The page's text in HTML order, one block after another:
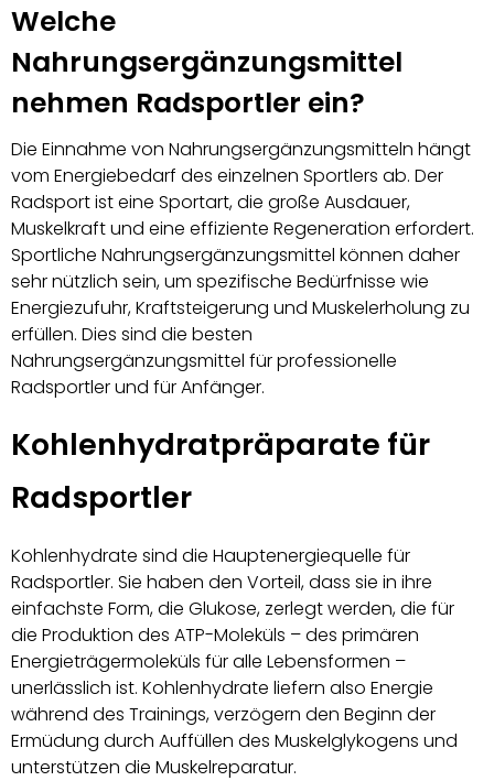
Welche
Nahrungsergänzungsmittel
nehmen Radsportler ein?
Die Einnahme von Nahrungsergänzungsmitteln hängt
vom Energiebedarf des einzelnen Sportlers ab. Der
Radsport ist eine Sportart, die große Ausdauer,
Muskelkraft und eine effiziente Regeneration erfordert.
Sportliche Nahrungsergänzungsmittel können daher
sehr nützlich sein, um spezifische Bedürfnisse wie
Energiezufuhr, Kraftsteigerung und Muskelerholung zu
erfüllen. Dies sind die besten
Nahrungsergänzungsmittel für professionelle
Radsportler und für Anfänger.
Kohlenhydratpräparate für
Radsportler
Kohlenhydrate sind die Hauptenergiequelle für
Radsportler. Sie haben den Vorteil, dass sie in ihre
einfachste Form, die Glukose, zerlegt werden, die für
die Produktion des ATP-Moleküls – des primären
Energieträgermoleküls für alle Lebensformen –
unerlässlich ist. Kohlenhydrate liefern also Energie
während des Trainings, verzögern den Beginn der
Ermüdung durch Auffüllen des Muskelglykogens und
unterstützen die Muskelreparatur.